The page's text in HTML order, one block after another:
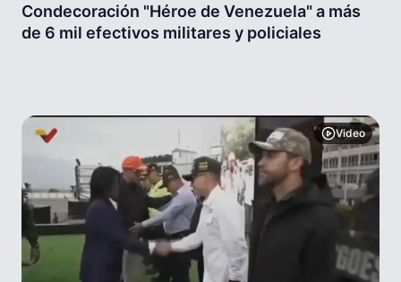
Condecoración "Héroe de Venezuela" a más
de 6 mil efectivos militares y policiales
Video